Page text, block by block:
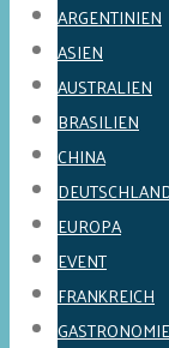
ARGENTINIEN
ASIEN
AUSTRALIEN
BRASILIEN
CHINA
EUROPA
EVENT
FRANKREICH
GASTRONOMIE